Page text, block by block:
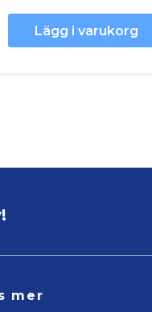
Lägg i varukorg
mer